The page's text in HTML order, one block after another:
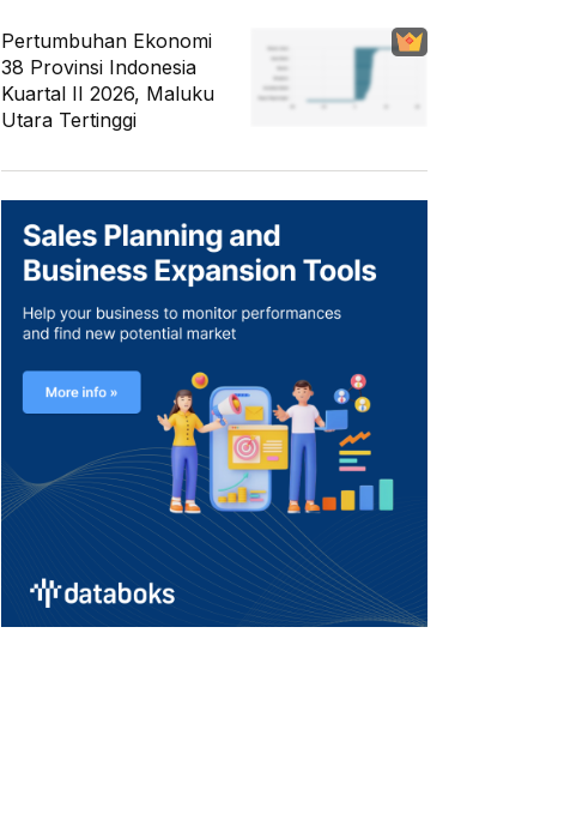
Pertumbuhan Ekonomi
38 Provinsi Indonesia
Kuartal II 2026, Maluku
Utara Tertinggi